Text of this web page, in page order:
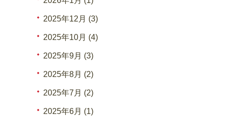
2025年12月 (3)
2025年10月 (4)
2025年9月 (3)
2025年8月 (2)
2025年7月 (2)
2025年6月 (1)